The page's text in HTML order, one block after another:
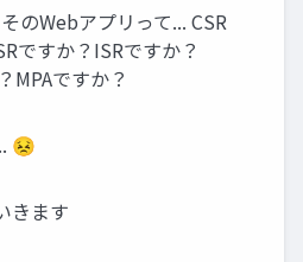
のWebアプリって... CSR
ですか？ISRですか？
MPAですか？
😣
きます